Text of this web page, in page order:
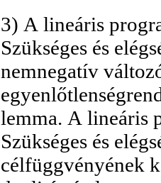
3) A lineáris
Szükséges és
nemnegatív
lemma. A lineáris
Szükséges és
célfüggvényének